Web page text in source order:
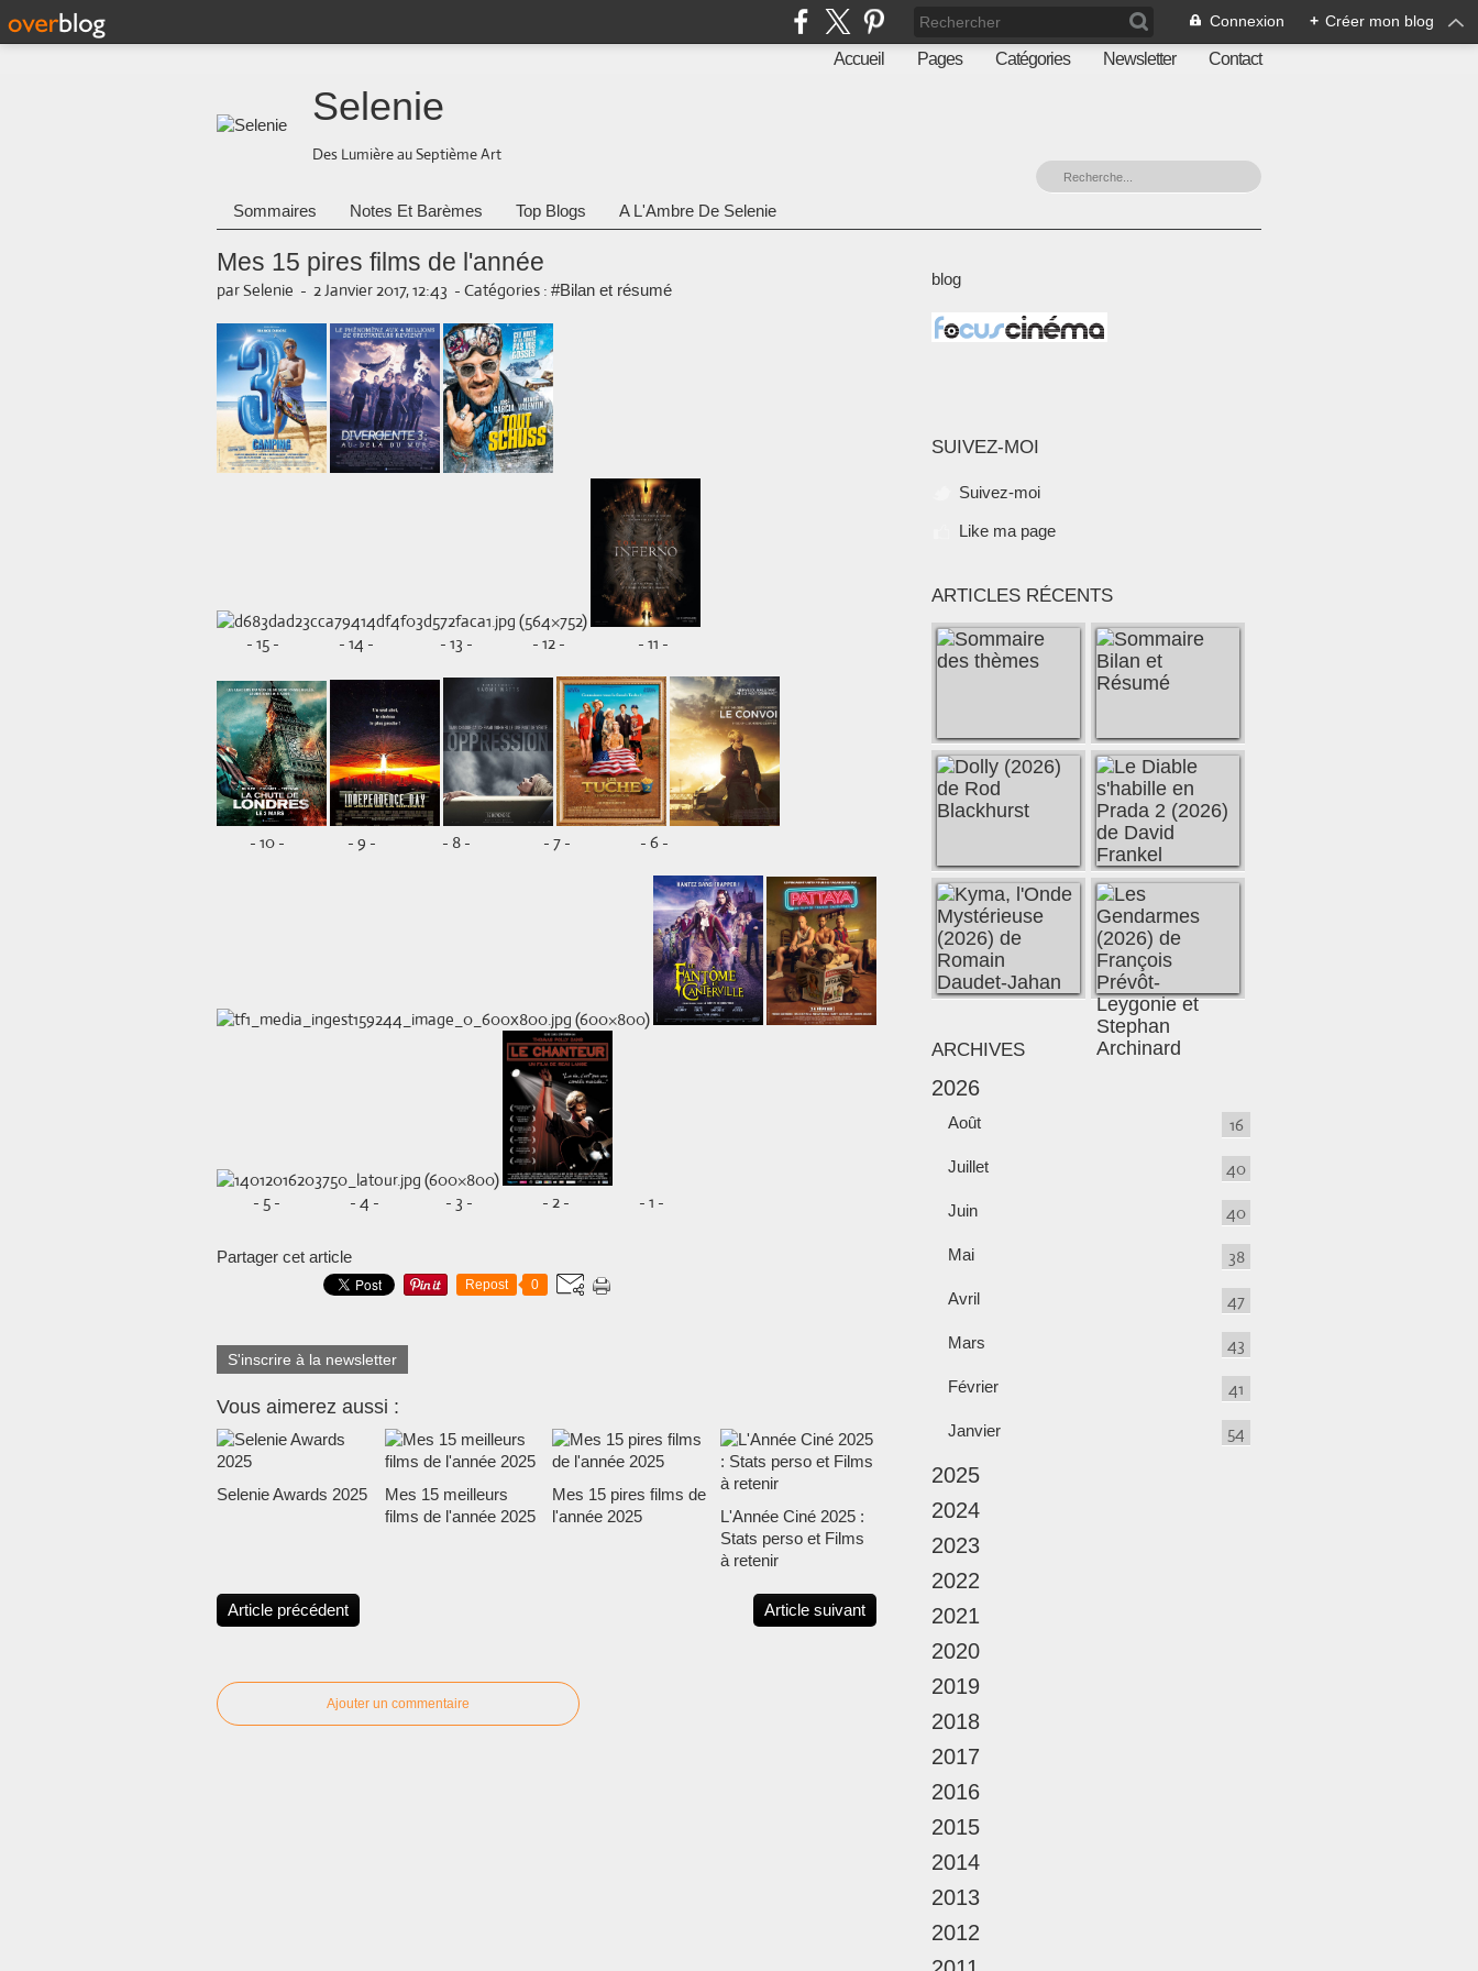
Connexion + Créer mon blog
Accueil Pages Catégories Newsletter Contact
Selenie
Des Lumière au Septième Art
Sommaires Notes Et Barèmes Top Blogs A L'Ambre De Selenie
Mes 15 pires films de l'année
par Selenie - 2 Janvier 2017, 12:43 - Catégories : #Bilan et résumé
- 15 - - 14 - - 13 - - 12 - - 11 -
- 10 - - 9 - - 8 - - 7 - - 6 -
- 5 - - 4 - - 3 - - 2 - - 1 -
Partager cet article
Repost 0
S'inscrire à la newsletter
Vous aimerez aussi :
Selenie Awards 2025
Mes 15 meilleurs
films de l'année 2025
Mes 15 pires films de
l'année 2025
L'Année Ciné 2025 :
Stats perso et Films
à retenir
Article précédent Article suivant
Ajouter un commentaire
blog
SUIVEZ-MOI
Suivez-moi
Like ma page
ARTICLES RÉCENTS
ARCHIVES
2026
Août 16
Juillet 40
Juin 40
Mai 38
Avril 47
Mars 43
Février 41
Janvier 54
2025
2024
2023
2022
2021
2020
2019
2018
2017
2016
2015
2014
2013
2012